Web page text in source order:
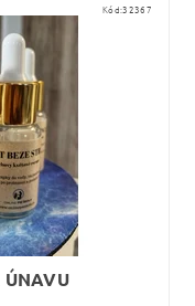
Kód:32367
ÚNAVU